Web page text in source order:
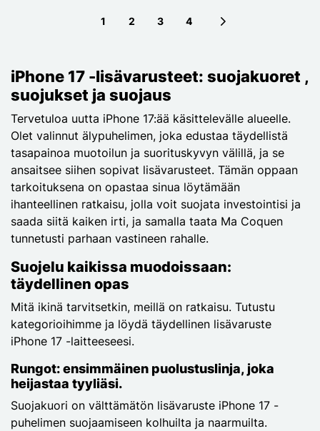
1 2 3 4
iPhone 17 -lisävarusteet: suojakuoret ,
suojukset ja suojaus
Tervetuloa uutta iPhone 17:ää käsittelevälle alueelle.
Olet valinnut älypuhelimen, joka edustaa täydellistä
tasapainoa muotoilun ja suorituskyvyn välillä, ja se
ansaitsee siihen sopivat lisävarusteet. Tämän oppaan
tarkoituksena on opastaa sinua löytämään
ihanteellinen ratkaisu, jolla voit suojata investointisi ja
saada siitä kaiken irti, ja samalla taata Ma Coquen
tunnetusti parhaan vastineen rahalle.
Suojelu kaikissa muodoissaan:
täydellinen opas
Mitä ikinä tarvitsetkin, meillä on ratkaisu. Tutustu
kategorioihimme ja löydä täydellinen lisävaruste
iPhone 17 -laitteeseesi.
Rungot: ensimmäinen puolustuslinja, joka
heijastaa tyyliäsi.
Suojakuori on välttämätön lisävaruste iPhone 17 -
puhelimen suojaamiseen kolhuilta ja naarmuilta.